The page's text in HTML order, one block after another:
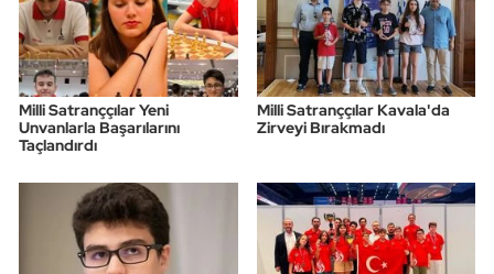
Milli Satranççılar Yeni
Unvanlarla Başarılarını
Taçlandırdı
Milli Satranççılar Kavala'da
Zirveyi Bırakmadı
Yelken
Yüzme